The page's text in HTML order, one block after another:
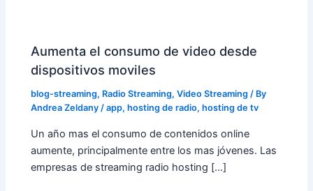
Aumenta el consumo de video desde
dispositivos moviles
blog-streaming, Radio Streaming,Video Streaming / By
Andrea Zeldany/app,hosting de radio,hosting de tv
Un año mas el consumo de contenidos online
aumente, principalmente entre los mas jóvenes. Las
empresas de streaming radio hosting […]